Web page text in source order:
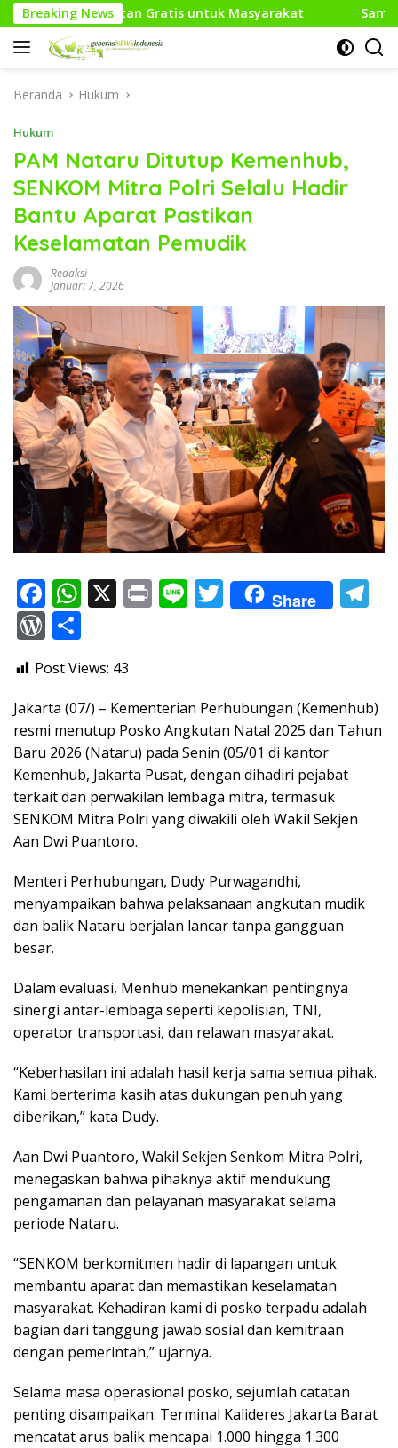
Langsung
ke
konten
Breaking News
Gratis untuk Masyarakat Sambut HUT RI Ke-81,
Beranda Hukum
Hukum
PAM Nataru Ditutup Kemenhub,
SENKOM Mitra Polri Selalu Hadir
Bantu Aparat Pastikan
Keselamatan Pemudik
Redaksi
Januari 7, 2026
F
ac
e
b
o
o
k
W
s
A
p
p
X Pr Li T
w
Share
a
m
W
or
d
Pr
e
ss
ar
e
Post Views: 43
Jakarta (07/) – Kementerian Perhubungan (Kemenhub)
resmi menutup Posko Angkutan Natal 2025 dan Tahun
Baru 2026 (Nataru) pada Senin (05/01 di kantor
Kemenhub, Jakarta Pusat, dengan dihadiri pejabat
terkait dan perwakilan lembaga mitra, termasuk
SENKOM Mitra Polri yang diwakili oleh Wakil Sekjen
Aan Dwi Puantoro.
Menteri Perhubungan, Dudy Purwagandhi,
menyampaikan bahwa pelaksanaan angkutan mudik
dan balik Nataru berjalan lancar tanpa gangguan
besar.
Dalam evaluasi, Menhub menekankan pentingnya
sinergi antar-lembaga seperti kepolisian, TNI,
operator transportasi, dan relawan masyarakat.
“Keberhasilan ini adalah hasil kerja sama semua pihak.
Kami berterima kasih atas dukungan penuh yang
diberikan,” kata Dudy.
Aan Dwi Puantoro, Wakil Sekjen Senkom Mitra Polri,
menegaskan bahwa pihaknya aktif mendukung
pengamanan dan pelayanan masyarakat selama
periode Nataru.
“SENKOM berkomitmen hadir di lapangan untuk
membantu aparat dan memastikan keselamatan
masyarakat. Kehadiran kami di posko terpadu adalah
bagian dari tanggung jawab sosial dan kemitraan
dengan pemerintah,” ujarnya.
Selama masa operasional posko, sejumlah catatan
penting disampaikan: Terminal Kalideres Jakarta Barat
mencatat arus balik mencapai 1.000 hingga 1.300